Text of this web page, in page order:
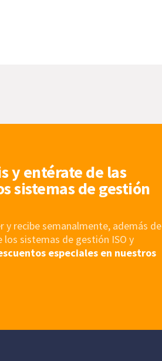
y entérate de las
sistemas de gestión
y recibe semanalmente, además de
sistemas de gestión ISO y
especiales en nuestros